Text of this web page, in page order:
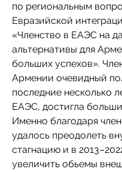
по региональным
Евразийской
«Членство в ЕАЭС на
альтернативы для
больших успехов».
Армении очевидный
последние несколько
ЕАЭС, достигла
Именно благодаря
удалось преодолеть
стагнацию и в
увеличить обьемы